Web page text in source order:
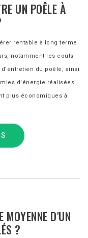
UN POÊLE À
rentable à long terme
notamment les coûts
du poêle, ainsi
d'énergie réalisées.
plus économiques à
MOYENNE D'UN
?